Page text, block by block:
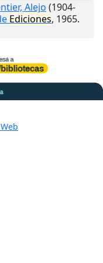
Alejo (1904-
Ediciones, 1965.